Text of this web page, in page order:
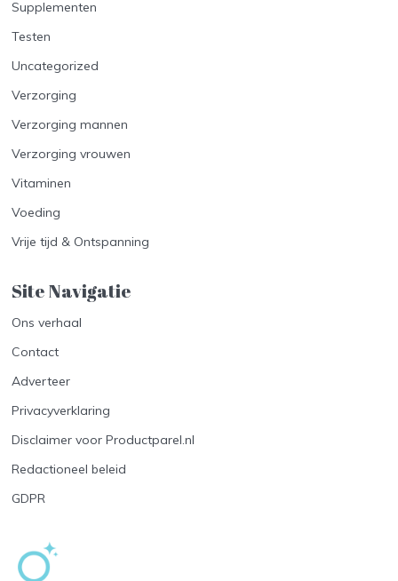
Supplementen
Testen
Uncategorized
Verzorging
Verzorging mannen
Verzorging vrouwen
Vitaminen
Voeding
Vrije tijd & Ontspanning
Site Navigatie​
Ons verhaal
Contact
Adverteer
Privacyverklaring
Disclaimer voor Productparel.nl
Redactioneel beleid
GDPR